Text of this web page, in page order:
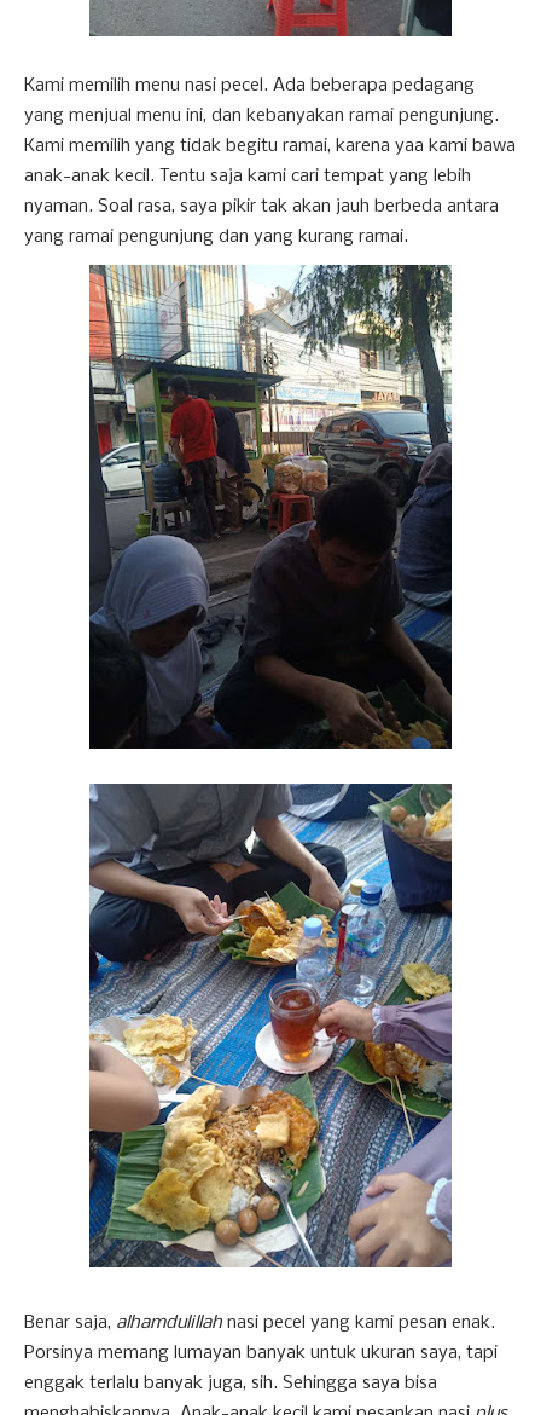
Kami memilih menu nasi pecel. Ada beberapa pedagang
yang menjual menu ini, dan kebanyakan ramai pengunjung.
Kami memilih yang tidak begitu ramai, karena yaa kami bawa
anak-anak kecil. Tentu saja kami cari tempat yang lebih
nyaman. Soal rasa, saya pikir tak akan jauh berbeda antara
yang ramai pengunjung dan yang kurang ramai.
Benar saja, alhamdulillah nasi pecel yang kami pesan enak.
Porsinya memang lumayan banyak untuk ukuran saya, tapi
enggak terlalu banyak juga, sih. Sehingga saya bisa